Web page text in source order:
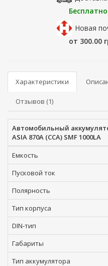
Бесплатно
Новая
от 300.00
Характеристики
Отзывов (1)
Автомобильный
ASIA 870A (CCA) SMF 1000LA
Емкость
Пусковой ток
Полярность
Тип корпуса
DIN-тип
Габариты
Тип аккумулятора